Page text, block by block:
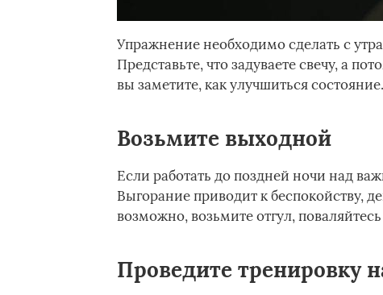
Упражнение необходимо сделать с
Представьте, что задуваете свечу, а
вы заметите, как улучшиться состояние.
Возьмите выходной
Если работать до поздней ночи над
Выгорание приводит к беспокойству,
возможно, возьмите отгул,
Проведите тренировку